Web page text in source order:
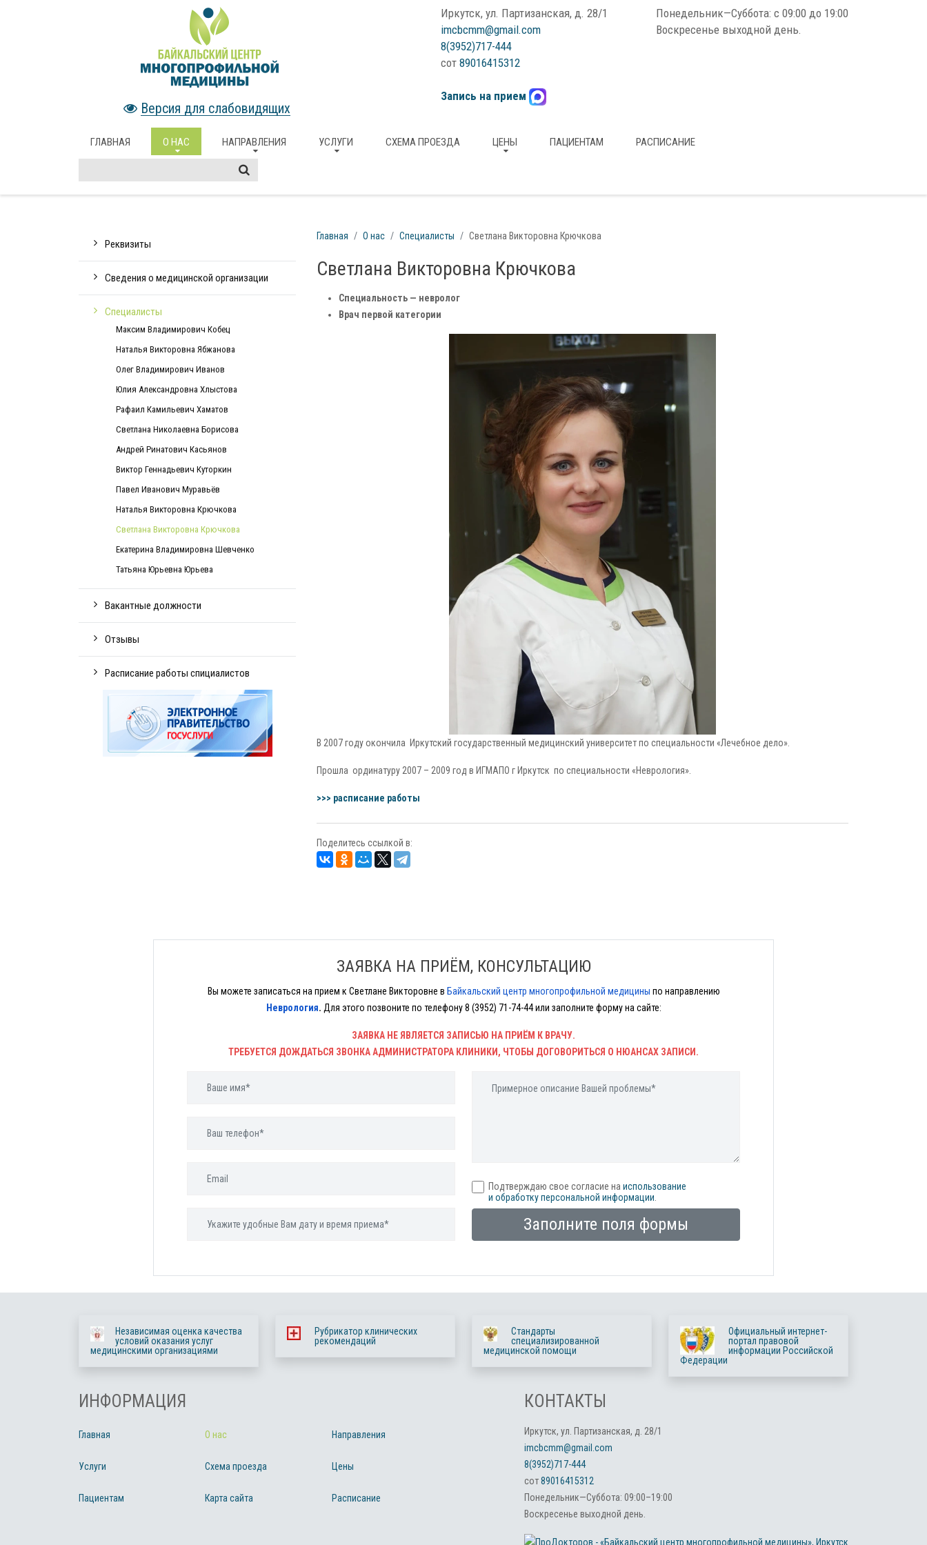
Версия для слабовидящих
Иркутск, ул. Партизанская, д. 28/1
imcbcmm@gmail.com
8(3952)717-444
сот 89016415312
Запись на прием
Понедельник—Суббота: с 09:00 до 19:00
Воскресенье выходной день.
ГЛАВНАЯ О НАС НАПРАВЛЕНИЯ УСЛУГИ СХЕМА ПРОЕЗДА ЦЕНЫ ПАЦИЕНТАМ РАСПИСАНИЕ
Реквизиты
Сведения о медицинской организации
Специалисты
Максим Владимирович Кобец
Наталья Викторовна Ябжанова
Олег Владимирович Иванов
Юлия Александровна Хлыстова
Рафаил Камильевич Хаматов
Светлана Николаевна Борисова
Андрей Ринатович Касьянов
Виктор Геннадьевич Куторкин
Павел Иванович Муравьёв
Наталья Викторовна Крючкова
Светлана Викторовна Крючкова
Екатерина Владимировна Шевченко
Татьяна Юрьевна Юрьева
Вакантные должности
Отзывы
Расписание работы спициалистов
Главная О нас Специалисты Светлана Викторовна Крючкова
Светлана Викторовна Крючкова
Специальность — невролог
Врач первой категории
В 2007 году окончила Иркутский государственный медицинский университет по специальности «Лечебное дело».
Прошла ординатуру 2007 – 2009 год в ИГМАПО г Иркутск по специальности «Неврология».
>>> расписание работы
Поделитесь ссылкой в:
ЗАЯВКА НА ПРИЁМ, КОНСУЛЬТАЦИЮ
Вы можете записаться на прием к Светлане Викторовне в Байкальский центр многопрофильной медицины по направлению
Неврология. Для этого позвоните по телефону8 (3952) 71-74-44или заполните форму на сайте:
ЗАЯВКА НЕ ЯВЛЯЕТСЯ ЗАПИСЬЮ НА ПРИЁМ К ВРАЧУ.
ТРЕБУЕТСЯ ДОЖДАТЬСЯ ЗВОНКА АДМИНИСТРАТОРА КЛИНИКИ, ЧТОБЫ ДОГОВОРИТЬСЯ О НЮАНСАХ ЗАПИСИ.
Подтверждаю свое согласие на использование
и обработку персональной информации
Заполните поля формы
Независимая оценка качества
условий оказания услуг
медицинскими организациями
Рубрикатор клинических
рекомендаций
Стандарты
специализированной
медицинской помощи
Официальный интернет-
портал правовой
информации Российской
Федерации
ИНФОРМАЦИЯ
Главная О нас Направления
Услуги Схема проезда Цены
Пациентам Карта сайта Расписание
КОНТАКТЫ
Иркутск, ул. Партизанская, д. 28/1
imcbcmm@gmail.com
8(3952)717-444
сот89016415312
Понедельник—Суббота: 09:00–19:00
Воскресенье выходной день.